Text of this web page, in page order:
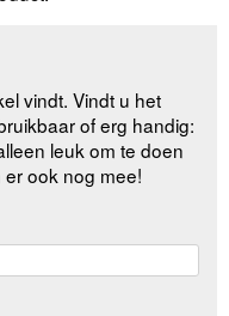
vindt. Vindt u het
of erg handig:
leuk om te doen
ook nog mee!